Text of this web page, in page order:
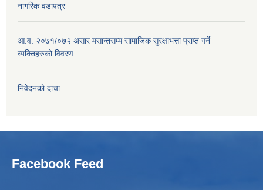
नागरिक वडापत्र
आ.व. २०७१/०७२ असार मसान्तसम्म सामाजिक सुरक्षाभत्ता प्राप्त गर्ने
व्यक्तिहरुको विवरण
निवेदनको दाचा
Facebook Feed